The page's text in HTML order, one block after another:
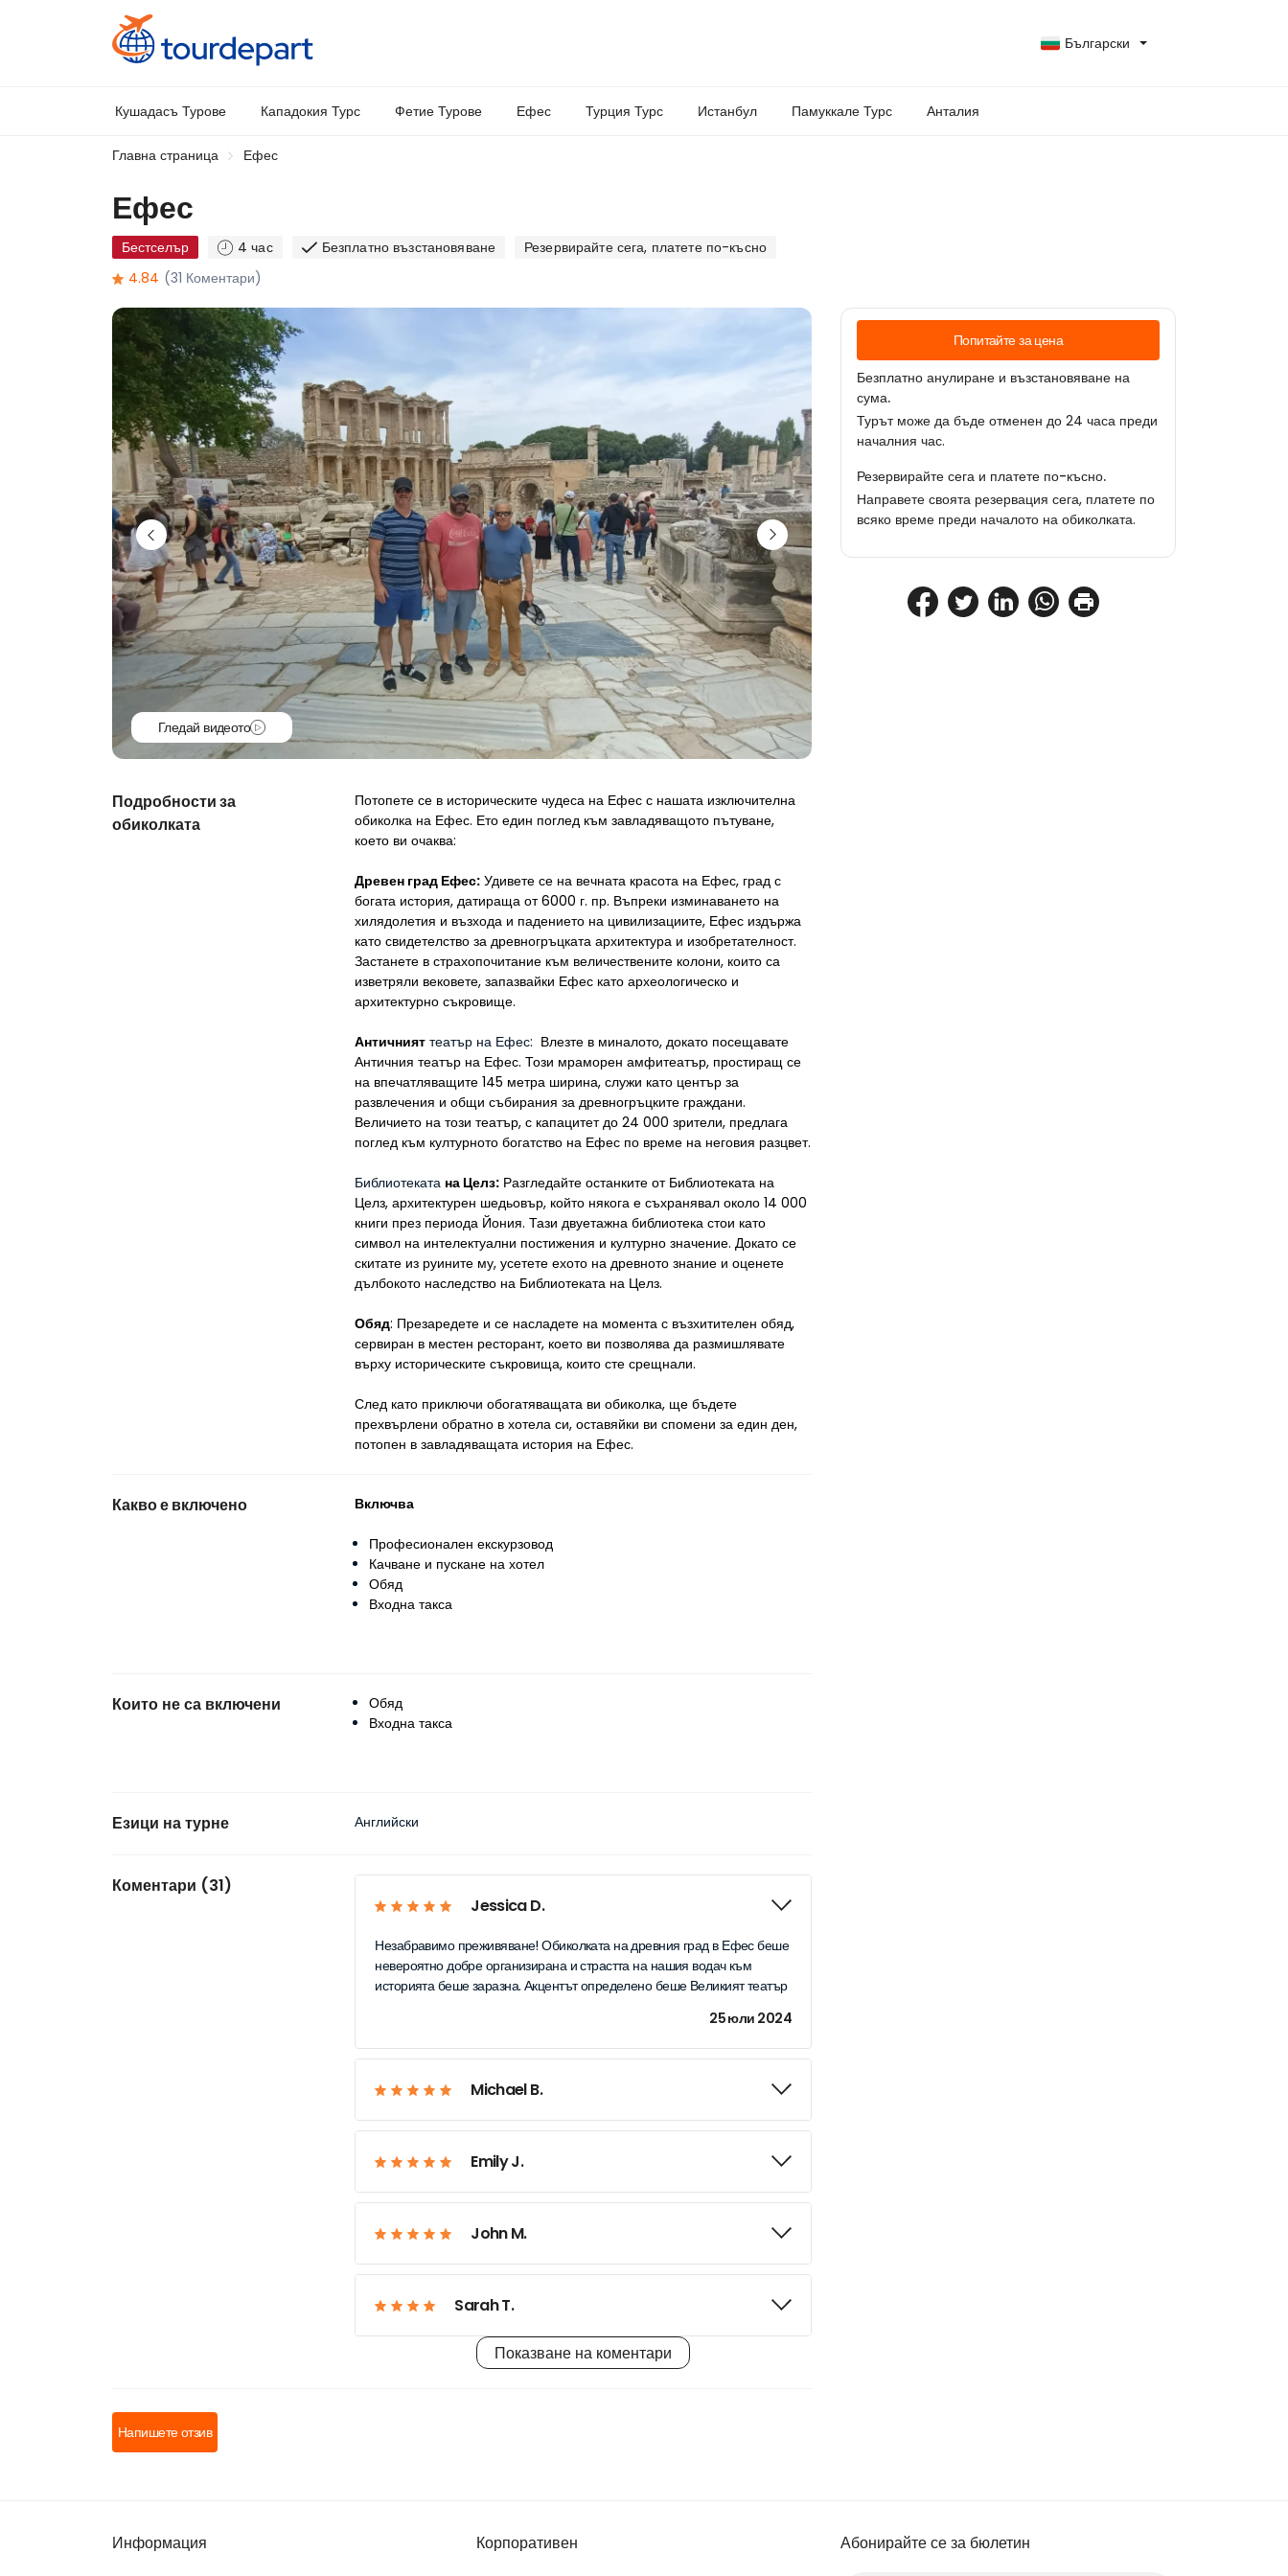
Български
Кушадасъ Турове Кападокия Турс Фетие Турове Ефес Турция Турс Истанбул Памуккале Турс Анталия
Главна страница Ефес
Ефес
Бестселър 4 час Безплатно възстановяване
Резервирайте сега, платете по-късно
4.84 (31 Коментари)
Гледай видеото
Подробности за
обиколката
Потопете се в историческите чудеса на Ефес с нашата изключителна
обиколка на Ефес. Ето един поглед към завладяващото пътуване,
което ви очаква:
Древен град Ефес: Удивете се на вечната красота на Ефес, град с
богата история, датираща от 6000 г. пр. Въпреки изминаването на
хилядолетия и възхода и падението на цивилизациите, Ефес издържа
като свидетелство за древногръцката архитектура и изобретателност.
Застанете в страхопочитание към величествените колони, които са
изветряли вековете, запазвайки Ефес като археологическо и
архитектурно съкровище.
Античният театър на Ефес: Влезте в миналото, докато посещавате
Античния театър на Ефес. Този мраморен амфитеатър, простиращ се
на впечатляващите 145 метра ширина, служи като център за
развлечения и общи събирания за древногръцките граждани.
Величието на този театър, с капацитет до 24 000 зрители, предлага
поглед към културното богатство на Ефес по време на неговия разцвет.
Библиотеката на Целз: Разгледайте останките от Библиотеката на
Целз, архитектурен шедьовър, който някога е съхранявал около 14 000
книги през периода Йония. Тази двуетажна библиотека стои като
символ на интелектуални постижения и културно значение. Докато се
скитате из руините му, усетете ехото на древното знание и оценете
дълбокото наследство на Библиотеката на Целз.
Обяд: Презаредете и се насладете на момента с възхитителен обяд,
сервиран в местен ресторант, което ви позволява да размишлявате
върху историческите съкровища, които сте срещнали.
След като приключи обогатяващата ви обиколка, ще бъдете
прехвърлени обратно в хотела си, оставяйки ви спомени за един ден,
потопен в завладяващата история на Ефес.
Какво е включено Включва
Професионален екскурзовод
Качване и пускане на хотел
Обяд
Входна такса
Които не са включени
Обяд
Входна такса
Езици на турне Английски
Коментари (31)
Jessica D.
Незабравимо преживяване! Обиколката на древния град в Ефес беше
невероятно добре организирана и страстта на нашия водач към
историята беше заразна. Акцентът определено беше Великият театър
25 юли 2024
Michael B.
Emily J.
John M.
Sarah T.
Показване на коментари
Напишете отзив
Попитайте за цена
Безплатно анулиране и възстановяване на
сума.
Турът може да бъде отменен до 24 часа преди
началния час.
Резервирайте сега и платете по-късно.
Направете своята резервация сега, платете по
всяко време преди началото на обиколката.
Информация Корпоративен Абонирайте се за бюлетин